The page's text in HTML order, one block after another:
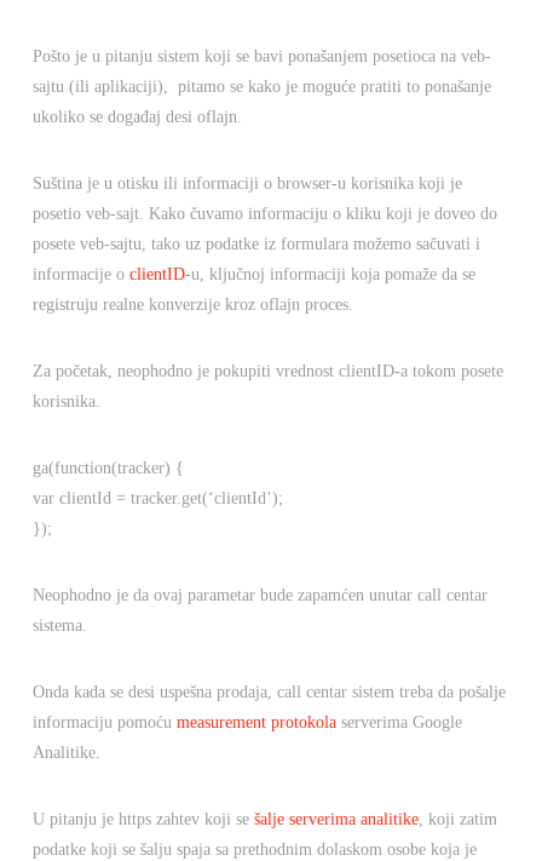
Pošto je u pitanju sistem koji se bavi ponašanjem posetioca na veb-
sajtu (ili aplikaciji), pitamo se kako je moguće pratiti to ponašanje
ukoliko se događaj desi oflajn.
Suština je u otisku ili informaciji o browser-u korisnika koji je
posetio veb-sajt. Kako čuvamo informaciju o kliku koji je doveo do
posete veb-sajtu, tako uz podatke iz formulara možemo sačuvati i
informacije o clientID-u, ključnoj informaciji koja pomaže da se
registruju realne konverzije kroz oflajn proces.
Za početak, neophodno je pokupiti vrednost clientID-a tokom posete
korisnika.
ga(function(tracker) {
varclientId = tracker.get(‘clientId’);
});
Neophodno je da ovaj parametar bude zapamćen unutar call centar
sistema.
Onda kada se desi uspešna prodaja, call centar sistem treba da pošalje
informaciju pomoću measurement protokolaserverima Google
Analitike.
U pitanju je https zahtev koji se šalje serverima analitike, koji zatim
podatke koji se šalju spaja sa prethodnim dolaskom osobe koja je